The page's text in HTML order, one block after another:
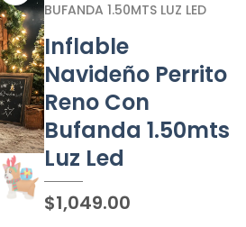
BUFANDA 1.50MTS LUZ LED
Inflable
Navideño Perrito
Reno Con
Bufanda 1.50mts
Luz Led
$1,049.00